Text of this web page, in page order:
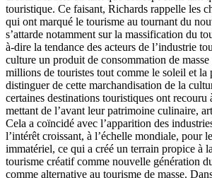
touristique. Ce faisant, Richards rappelle les
qui ont marqué le tourisme au tournant du
s’attarde notamment sur la massification du
à-dire la tendance des acteurs de l’industrie
culture un produit de consommation de masse
millions de touristes tout comme le soleil et la
distinguer de cette marchandisation de la
certaines destinations touristiques ont recouru
mettant de l’avant leur patrimoine culinaire,
Cela a coïncidé avec l’apparition des
l’intérêt croissant, à l’échelle mondiale, pour
immatériel, ce qui a créé un terrain propice à
tourisme créatif comme nouvelle génération
comme alternative au tourisme de masse.